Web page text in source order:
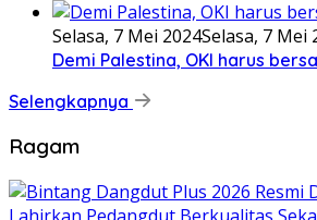
Selasa, 7 Mei 2024Selasa, 7 Mei
Demi Palestina, OKI harus
Selengkapnya
Ragam